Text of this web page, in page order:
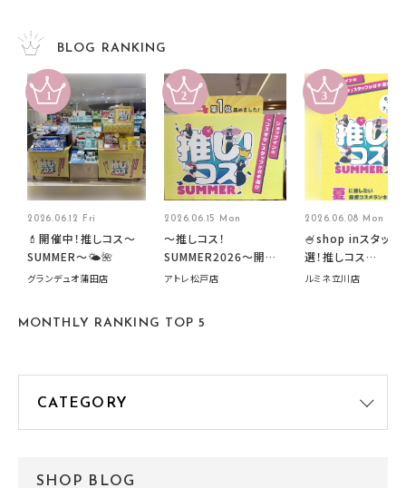
BLOG RANKING
2026.06.12 Fri
💄開催中！推しコス〜
SUMMER〜🌤️🌺
グランデュオ蒲田店
2026.06.15 Mon
～推しコス！
SUMMER2026～開催
中です！
アトレ松戸店
2026.06.08 Mon
🍧shop inスタッフ
選！推しコス
summer2026開催
ルミネ立川店
MONTHLY RANKING TOP 5
SHOP BLOG